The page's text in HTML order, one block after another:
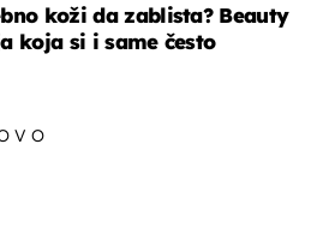
koži da zablista? Beauty
koja si i same često